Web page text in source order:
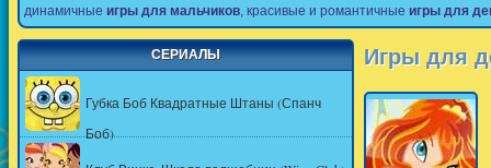
динамичные игры для мальчиков, красивые и романтичные игры для
СЕРИАЛЫ
Губка Боб Квадратные Штаны (Спанч
Боб)
Игры для